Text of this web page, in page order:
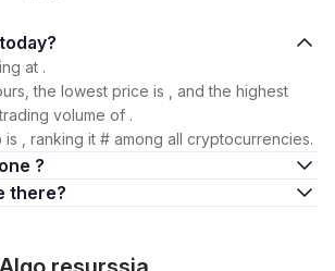
1. How much is today?
at .
the lowest price is , and the highest
volume of .
is , ranking it # among all cryptocurrencies.
?
many are there?